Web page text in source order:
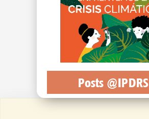
Posts @IPDRS